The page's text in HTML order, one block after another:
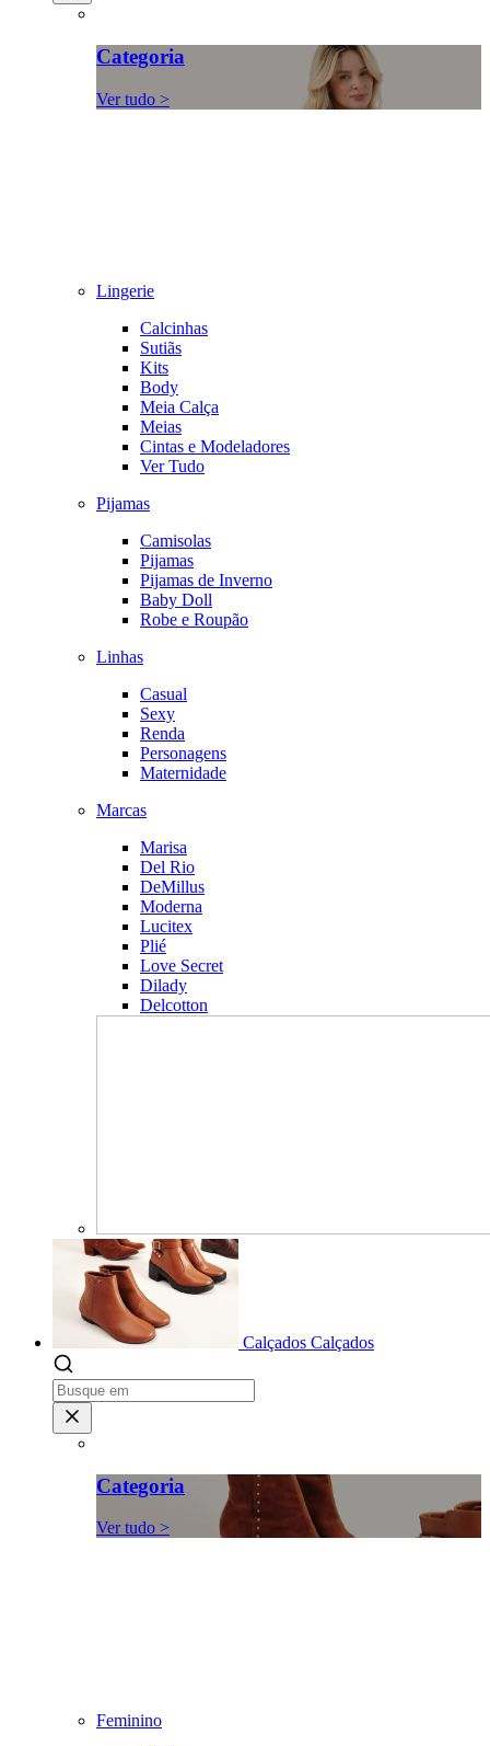
Categoria
Ver tudo >
Lingerie
Calcinhas
Sutiãs
Kits
Body
Meia Calça
Meias
Cintas e Modeladores
Ver Tudo
Pijamas
Camisolas
Pijamas
Pijamas de Inverno
Baby Doll
Robe e Roupão
Linhas
Casual
Sexy
Renda
Personagens
Maternidade
Marcas
Marisa
Del Rio
DeMillus
Moderna
Lucitex
Plié
Love Secret
Dilady
Delcotton
Calçados Calçados
Categoria
Ver tudo >
Feminino